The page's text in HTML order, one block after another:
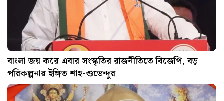
বাংলা জয় করে এবার সংস্কৃতির রাজনীতিতে বিজেপি, বড়
পরিকল্পনার ইঙ্গিত শাহ-শুভেন্দুর